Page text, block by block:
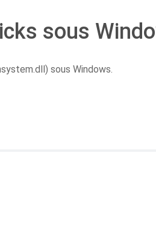
sous
sous Windows.